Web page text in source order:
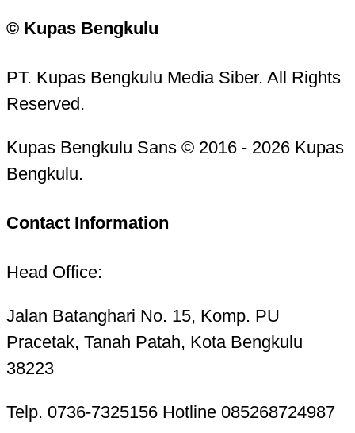
© Kupas Bengkulu
PT. Kupas Bengkulu Media Siber. All Rights
Reserved.
Kupas Bengkulu Sans © 2016 - 2026 Kupas
Bengkulu.
Contact Information
Head Office:
Jalan Batanghari No. 15, Komp. PU
Pracetak, Tanah Patah, Kota Bengkulu
38223
Telp. 0736-7325156 Hotline 085268724987